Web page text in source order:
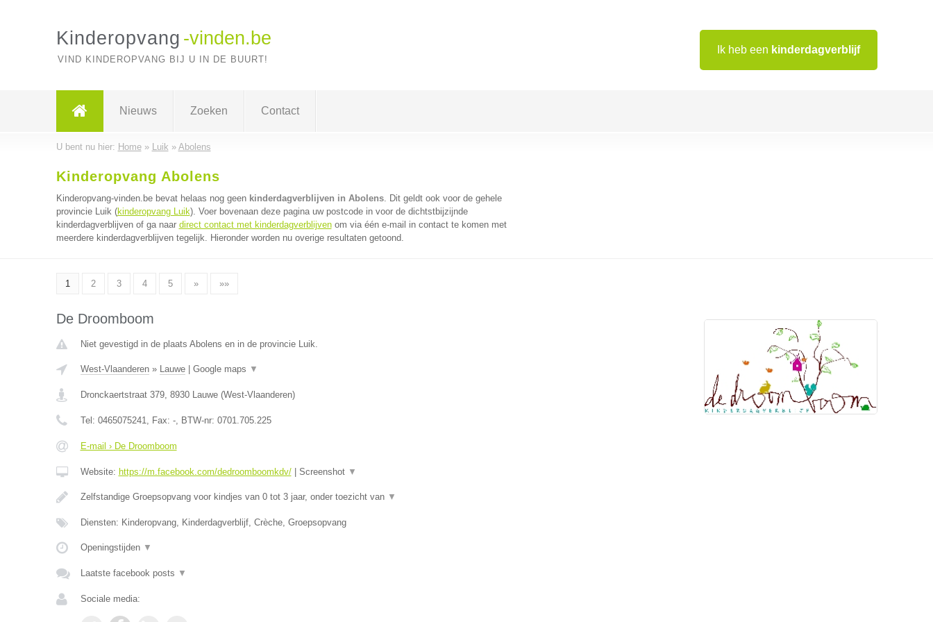
Ik heb een kinderdagverblijf
Kinderopvang -vinden.be
VIND KINDEROPVANG BIJ U IN DE BUURT!
Nieuws Zoeken Contact
U bent nu hier: Home» Luik » Abolens
Kinderopvang Abolens
Kinderopvang-vinden.be bevat helaas nog geen kinderdagverblijven in Abolens. Dit geldt ook voor de gehele
provincie Luik (kinderopvang Luik). Voer bovenaan deze pagina uw postcode in voor de dichtstbijzijnde
kinderdagverblijven of ga naar direct contact met kinderdagverblijvenom via één e-mail in contact te komen met
meerdere kinderdagverblijven tegelijk. Hieronder worden nu overige resultaten getoond.
1 2 3 4 5 » »»
De Droomboom
Niet gevestigd in de plaats Abolens en in de provincie Luik.
West-Vlaanderen» Lauwe| Google maps ▼
Dronckaertstraat 379, 8930 Lauwe(West-Vlaanderen)
Tel: 0465075241, Fax: -, BTW-nr: 0701.705.225
E-mail › De Droomboom
Website: https://m.facebook.com/dedroomboomkdv/| Screenshot ▼
Zelfstandige Groepsopvang voor kindjes van 0 tot 3 jaar, onder toezicht van ▼
Diensten: Kinderopvang, Kinderdagverblijf, Crèche, Groepsopvang
Openingstijden ▼
Laatste facebook posts ▼
Sociale media: